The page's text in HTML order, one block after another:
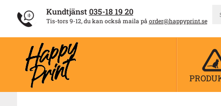
Kundtjänst 035-18 19 20
Tis-tors 9-12, du kan också maila på order@happyprint.se